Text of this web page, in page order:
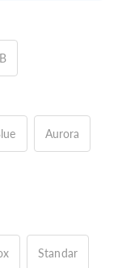
Aurora
Standar